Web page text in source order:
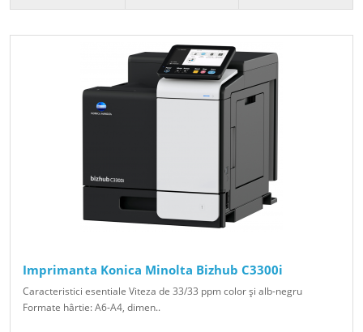
Imprimanta Konica Minolta Bizhub C3300i
Caracteristici esentiale Viteza de 33/33 ppm color şi alb-negru
Formate hârtie: A6-A4, dimen..